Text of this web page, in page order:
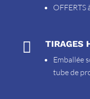
 TIRAGES
Emballée
tube de